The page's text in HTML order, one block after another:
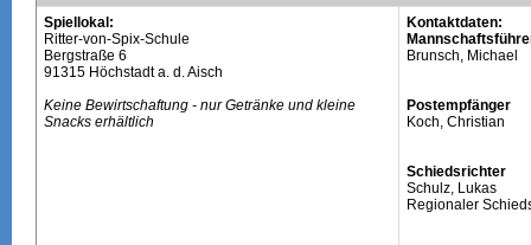
Spiellokal:
Ritter-von-Spix-Schule
Bergstraße 6
91315 Höchstadt a. d. Aisch
Keine Bewirtschaftung - nur Getränke und kleine
Snacks erhältlich
Kontaktdaten:
Brunsch, Michael
Postempfänger
Koch, Christian
Schiedsrichter
Schulz, Lukas
Regionaler